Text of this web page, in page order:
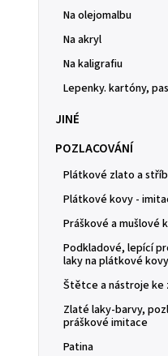
Na olejomalbu
Na akryl
Na kaligrafiu
Lepenky. kartóny,
JINÉ
POZLACOVÁNÍ
Plátkové zlato a
Plátkové kovy -
Práškové a mušlové
Podkladové, lepící
laky na plátkové kovy
Štětce a nástroje ke
Zlaté laky-barvy,
práškové imitace
Patina